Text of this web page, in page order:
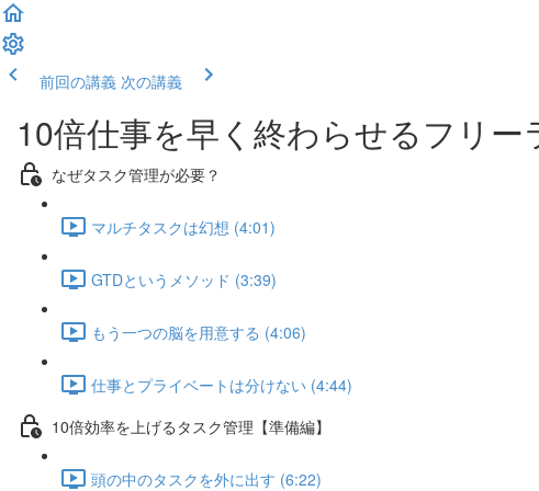
前回の講義 次の講義
10倍仕事を早く終わらせるフリ
なぜタスク管理が必要？
マルチタスクは幻想 (4:01)
GTDというメソッド (3:39)
もう一つの脳を用意する (4:06)
仕事とプライベートは分けない (4:44)
10倍効率を上げるタスク管理【準備編】
頭の中のタスクを外に出す (6:22)